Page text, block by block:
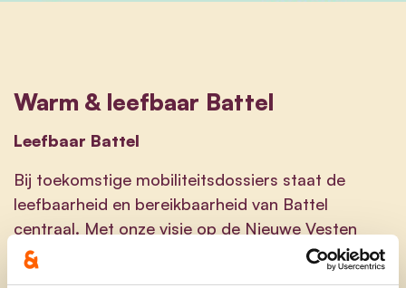
Warm & leefbaar Battel
Leefbaar Battel
Bij toekomstige mobiliteitsdossiers staat de
leefbaarheid en bereikbaarheid van Battel
centraal. Met onze visie op de Nieuwe Vesten
ontlasten we de Battelsesteenweg,
door de E19
terug bereikbaar te maken via de Vesten. Hiermee